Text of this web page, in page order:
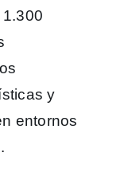
y
entornos